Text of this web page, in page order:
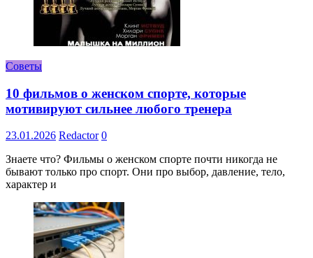
Советы
10 фильмов о женском спорте, которые
мотивируют сильнее любого тренера
23.01.2026 Redactor 0
Знаете что? Фильмы о женском спорте почти никогда не
бывают только про спорт. Они про выбор, давление, тело,
характер и